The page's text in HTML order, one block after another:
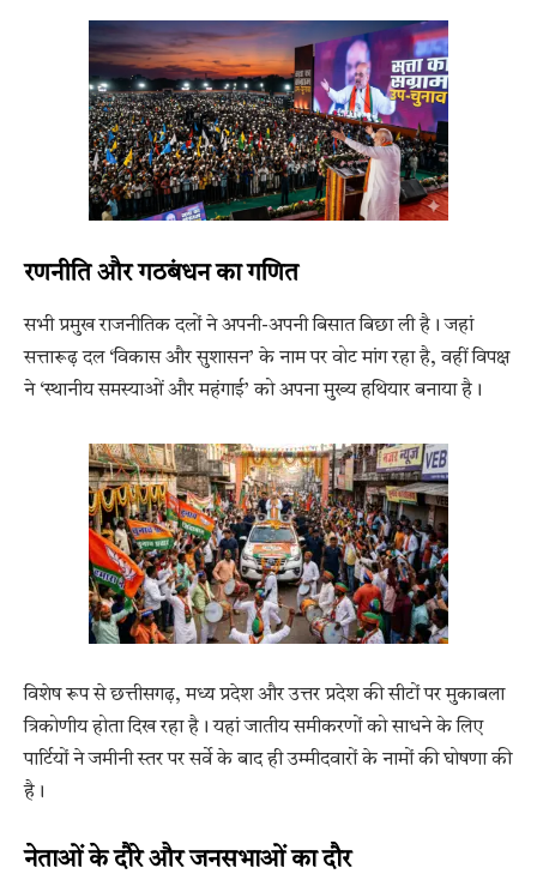
रणनीति और गठबंधन का गणित
सभी प्रमुख राजनीतिक दलों ने अपनी-अपनी बिसात बिछा ली है। जहां
सत्तारूढ़ दल ‘विकास और सुशासन’ के नाम पर वोट मांग रहा है, वहीं विपक्ष
ने ‘स्थानीय समस्याओं और महंगाई’ को अपना मुख्य हथियार बनाया है।
विशेष रूप से छत्तीसगढ़, मध्य प्रदेश और उत्तर प्रदेश की सीटों पर मुकाबला
त्रिकोणीय होता दिख रहा है। यहां जातीय समीकरणों को साधने के लिए
पार्टियों ने जमीनी स्तर पर सर्वे के बाद ही उम्मीदवारों के नामों की घोषणा की
है।
नेताओं के दौरे और जनसभाओं का दौर